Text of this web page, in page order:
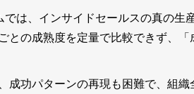
では、インサイドセールスの真の生
との成熟度を定量で比較できず、
成功パターンの再現も困難で、組